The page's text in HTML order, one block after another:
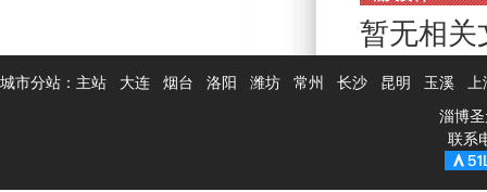
暂无相关
城市分站： 主站 大连 烟台 洛阳 潍坊 常州 长沙 昆明 玉溪 上
淄博
联系